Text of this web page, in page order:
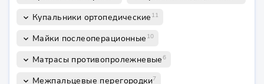
keyboard_arrow_down Купальники ортопедические 11
keyboard_arrow_down Майки послеоперационные 10
keyboard_arrow_down Матрасы противопролежневые6
keyboard_arrow_down Межпальцевые перегородки7